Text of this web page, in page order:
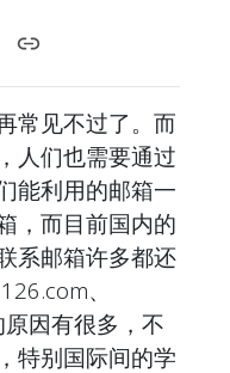
常见不过了。而
人们也需要通过
能利用的邮箱一
，而目前国内的
系邮箱许多都还
、
因有很多，不
特别国际间的学